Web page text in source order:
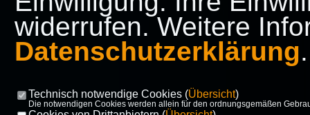
widerrufen. Weitere
Datenschutzerklärung.
Technisch notwendige Cookies (Übersicht)
Die notwendigen Cookies werden allein für den ordnungsgemäßen